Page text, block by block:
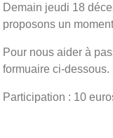
Demain jeudi 18
proposons un
Pour nous aider à
formuaire ci-dessous.
Participation : 10